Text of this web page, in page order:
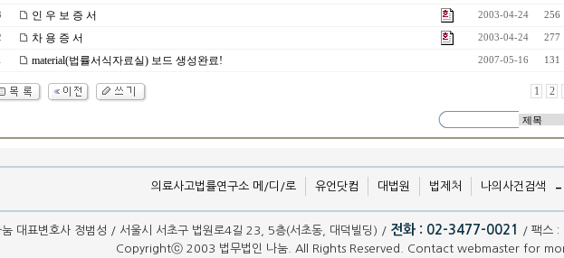
인 우 보 증 서 2003-04-24 256
차 용 증 서 2003-04-24 277
material(법률서식자료실) 보드 생성완료! 2007-05-16 131
1 2
-
나의사건검색
법제처
대법원
유언닷컴
의료사고법률연구소 메/디/로
눔 대표변호사 정범성 / 서울시 서초구 법원로4길 23, 5층(서초동, 대덕빌딩) / 전화 : 02-3477-0021
/ 팩스
Copyrightⓒ 2003 법무법인 나눔. All Rights Reserved. Contact webmaster for